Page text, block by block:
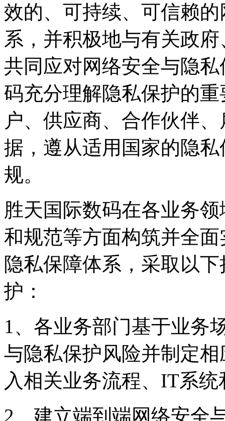
效的、可持续、可信
系，并积极地与有关政府
共同应对网络安全与隐
码充分理解隐私保护的重要
户、供应商、合作伙
据，遵从适用国家的
规。
胜天国际数码在各业务领域从
和规范等方面构筑并全
隐私保障体系，采取
护：
1、各业务部门基于业务
与隐私保护风险并制定相
入相关业务流程、IT系
2、建立端到端网络安全